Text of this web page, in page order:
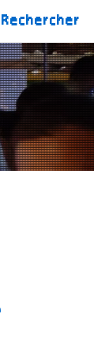
Rechercher